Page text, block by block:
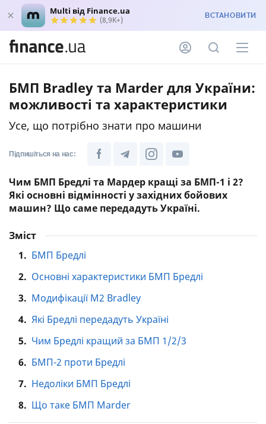
Multi від Finance.ua
(8,9K+) ВСТАНОВИТИ
БМП Bradley та Marder для України:
можливості та характеристики
Усе, що потрібно знати про машини
Підпишіться на нас:
Чим БМП Бредлі та Мардер кращі за БМП-1 і 2?
Які основні відмінності у західних бойових
машин? Що саме передадуть Україні.
Зміст
1. БМП Бредлі
2. Основні характеристики БМП Бредлі
3. Модифікації M2 Bradley
4. Які Бредлі передадуть Україні
5. Чим Бредлі кращий за БМП 1/2/3
6. БМП-2 проти Бредлі
7. Недоліки БМП Бредлі
8. Що таке БМП Marder